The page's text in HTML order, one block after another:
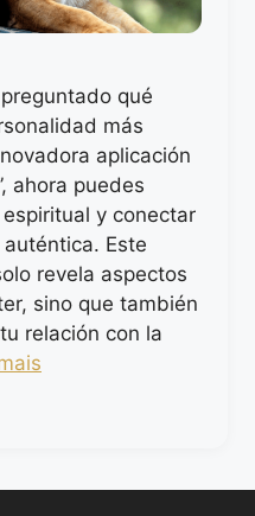
qué
más
aplicación
ahora puedes
y conectar
Este
revela aspectos
sino que también
relación con la